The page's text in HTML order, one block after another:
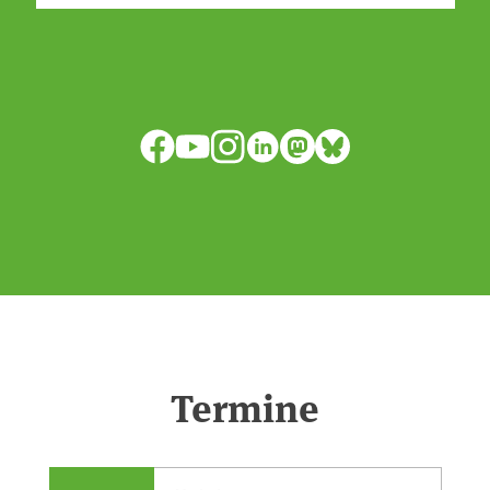
anpassen?🤔Antworten auf diese und
Termine